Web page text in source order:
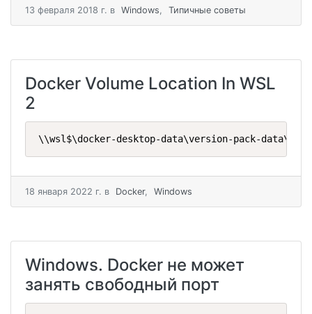
13 февраля 2018 г. в Windows, Типичные советы
Docker Volume Location In WSL
2
\\wsl$\docker-desktop-data\version-pack-
18 января 2022 г. в Docker, Windows
Windows. Docker не может
занять свободный порт